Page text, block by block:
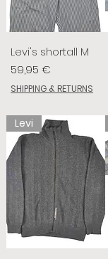
Levi's shortall M
Preis
59,95 €
SHIPPING & RETURNS
Levi